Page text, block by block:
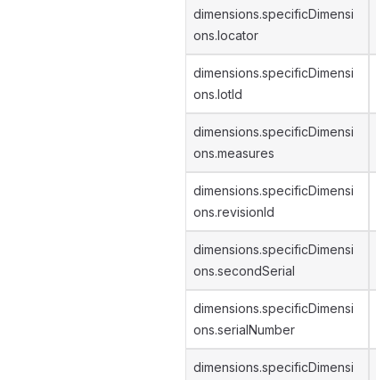
dimensions.specificDimensi
ons.locator
dimensions.specificDimensi
ons.lotId
dimensions.specificDimensi
ons.measures
dimensions.specificDimensi
ons.revisionId
dimensions.specificDimensi
ons.secondSerial
dimensions.specificDimensi
ons.serialNumber
dimensions.specificDimensi